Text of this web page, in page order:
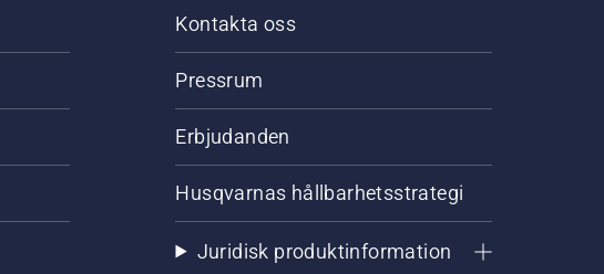
Kontakta oss
Pressrum
Erbjudanden
Husqvarnas hållbarhetsstrategi
Juridisk produktinformation